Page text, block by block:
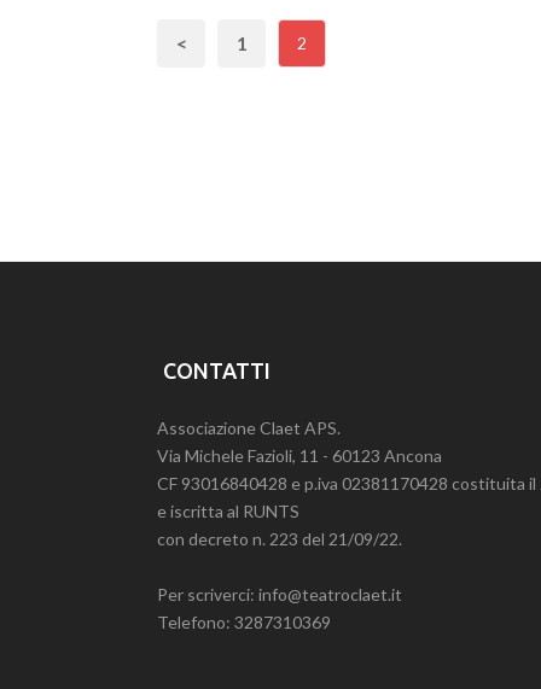
< 1 2
CONTATTI
Associazione Claet APS.
Via Michele Fazioli, 11 - 60123 Ancona
CF 93016840428 e p.iva 02381170428 costituita
e iscritta al RUNTS
con decreto n. 223 del 21/09/22.
Per scriverci: info@teatroclaet.it
Telefono: 3287310369